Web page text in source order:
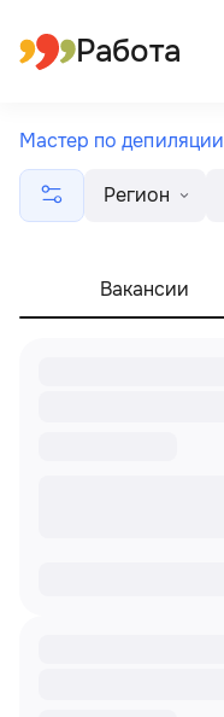
Работа
Вакансии
Регион
Мастер по депиляции